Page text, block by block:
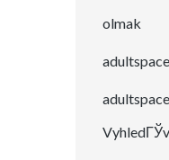
olmak